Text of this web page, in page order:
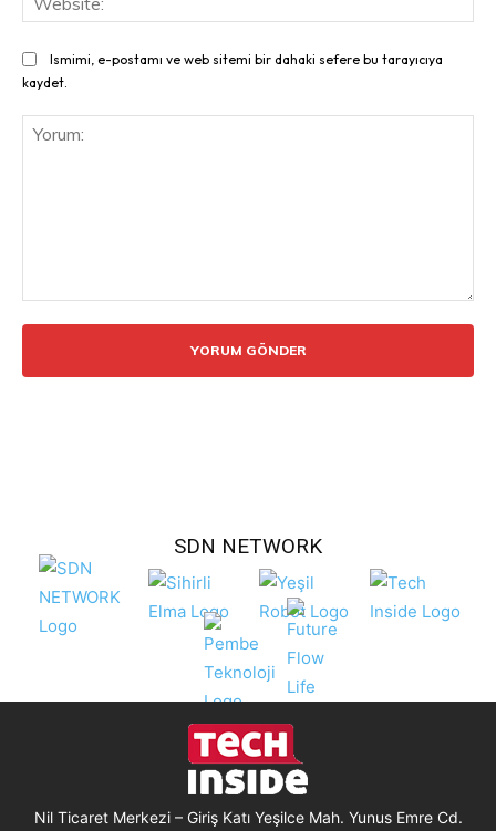
Ismimi, e-postamı ve web sitemi bir dahaki sefere bu tarayıcıya
kaydet.
SDN NETWORK
Nil Ticaret Merkezi – Giriş Katı Yeşilce Mah. Yunus Emre Cd.